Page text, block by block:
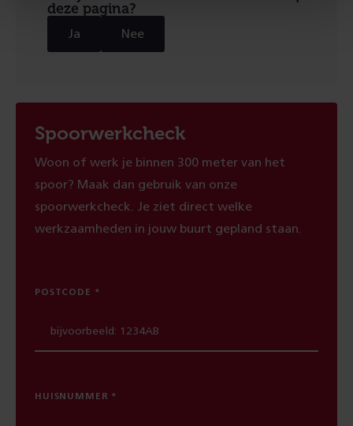
deze pagina?
Ja Nee
Spoorwerkcheck
Woon of werk je binnen 300 meter van het
spoor? Maak dan gebruik van onze
spoorwerkcheck. Je ziet direct welke
werkzaamheden in jouw buurt gepland staan.
POSTCODE
HUISNUMMER